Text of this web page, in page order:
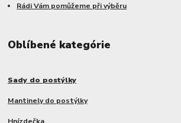
Rádi Vám pomůžeme při výběru
Oblíbené kategórie
Sady do postýlky
Mantinely do postýlky